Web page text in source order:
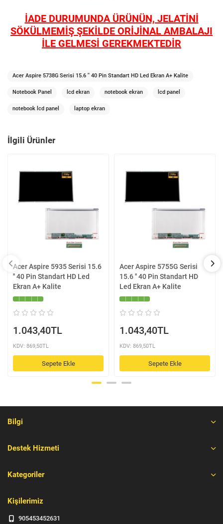
İADE DURUMUNDA ÜRÜNÜN, JELATİNİ
SÖKÜLMEMİŞ ŞEKİLDE ORİJİNAL AMBALAJI
İLE GELMESİ GEREKMEKTEDİR
Acer Aspire 5738G Serisi 15.6 '' 40 Pin Standart HD Led Ekran A+ Kalite
Notebook Panel lcd ekran notebook ekran lcd panel
notebook lcd panel laptop ekran
İlgili Ürünler
Acer Aspire 5935 Serisi 15.6
'' 40 Pin Standart HD Led
Ekran A+ Kalite
1.043,40TL
KDV: 869,50TL
Sepete Ekle
Acer Aspire 5755G Serisi
15.6 '' 40 Pin Standart HD
Led Ekran A+ Kalite
1.043,40TL
KDV: 869,50TL
Sepete Ekle
Bilgi
Destek Hizmeti
Kategoriler
Kişilerimiz
905453452631